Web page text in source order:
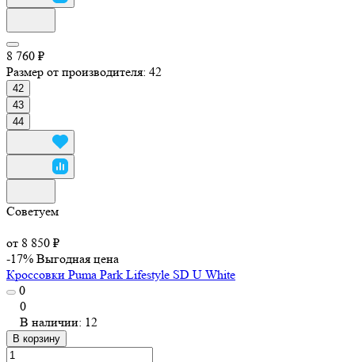
8 760 ₽
Размер от производителя: 42
42
43
44
Советуем
от 8 850 ₽
-17% Выгодная цена
Кроссовки Puma Park Lifestyle SD U White
0
0
В наличии: 12
В корзину